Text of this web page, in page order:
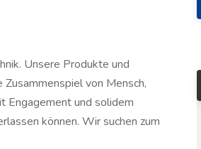
Unsere Produkte und
von Mensch,
Engagement und solidem
können. Wir suchen zum